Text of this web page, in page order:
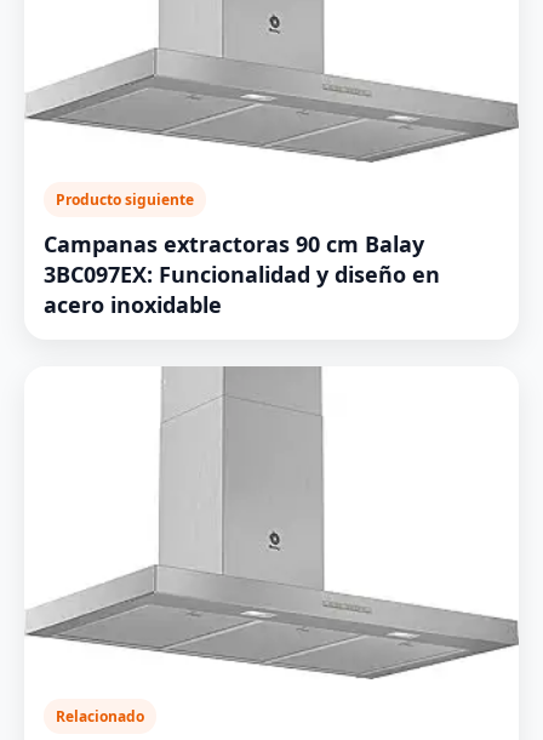
Producto siguiente
Campanas extractoras 90 cm Balay
3BC097EX: Funcionalidad y diseño en
acero inoxidable
Relacionado